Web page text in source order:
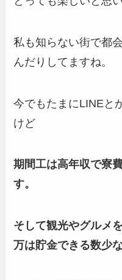
私も知らない街で都
んだりしてますね。
今でもたまにLINEと
けど
期間工は高年収で寮
す。
そして観光やグルメ
万は貯金できる数少